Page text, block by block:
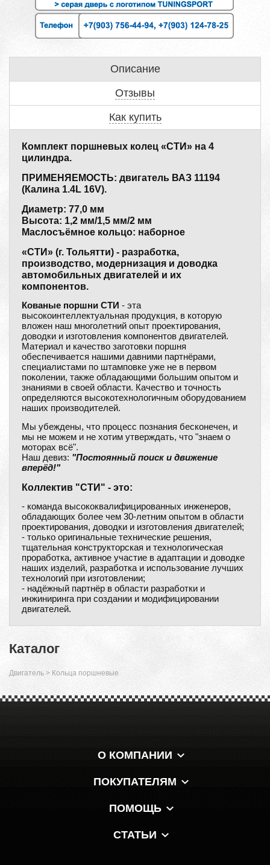
Описание
Отзывы
Как купить
Комплект поршневых колец «СТИ» на 4
цилиндра.
ПРИМЕНЯЕМОСТЬ: двигатель ВАЗ 11194
(Калина 1.4L 16V).
Диаметр: 77,0 мм
Высота: 1,2 мм/1,5 мм/2 мм
Маслосъёмное кольцо: наборное
«СТИ» (г. Тольятти) - разработка,
производство, модернизация и доводка
автомобильных двигателей и их
компонентов.
Кованые поршни СТИ - эта
высокоинтеллектуальная продукция, в которую
вложен наш многолетний опыт проектирования,
доводки и изготовления компонентов двигателей.
Материал и качество заготовки поршня
обеспечивается нашими давними партнёрами,
специалистами по штамповке уже не в первом
поколении, также обладающими большим опытом и
знаниями в своей области. Качество и точность
определяются высокотехнологичным оборудованием
наших производителей.
Мы убеждены, что процесс познания бесконечен, и
мы не можем и не хотим утверждать, что "знаем о
моторах всё".
Наш девиз: "Постоянный поиск и движение
вперёд!"
Коллектив "СТИ" - это:
- команда высококвалифицированных инженеров,
обладающих более чем 30-летним опытом в области
проектирования, доводки и изготовления двигателей;
- только оригинальные технические решения,
тщательная конструкторская и технологическая
проработка, активное участие в адаптации и доводке
наших изделий, разработка и использование лучших
технологий при изготовлении;
- надёжный партнёр в области разработки и
инжиниринга при создании и модифицировании
двигателей.
Каталог
Двигатель > Кольца поршневые
О КОМПАНИИ
ПОКУПАТЕЛЯМ
ПОМОЩЬ
СТАТЬИ